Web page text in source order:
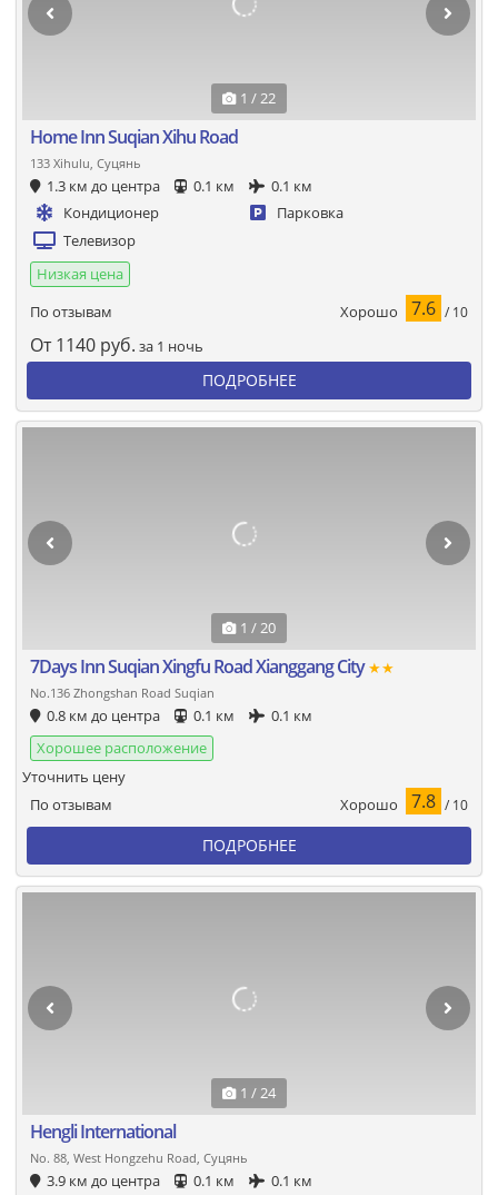
1 / 22
Home Inn Suqian Xihu Road
133 Xihulu, Суцянь
1.3 км до центра 0.1 км
0.1 км
Кондиционер
Парковка
Телевизор
Низкая цена
По отзывам
Хорошо 7.6 / 10
От 1140 руб. за 1 ночь
ПОДРОБНЕЕ
1 / 20
7Days Inn Suqian Xingfu Road Xianggang City★★
No.136 Zhongshan Road Suqian
0.8 км до центра 0.1 км
0.1 км
Хорошее расположение
По отзывам Хорошо 7.8 / 10
Уточнить цену
ПОДРОБНЕЕ
1 / 24
Hengli International
No. 88, West Hongzehu Road, Суцянь
3.9 км до центра 0.1 км 0.1 км